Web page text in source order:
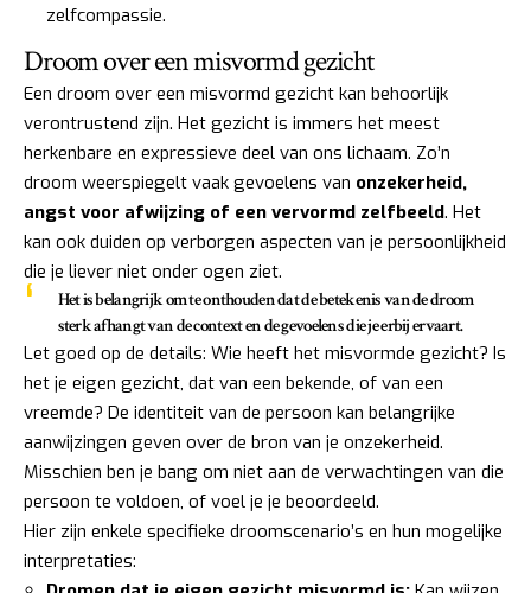
zelfcompassie.
Droom over een misvormd gezicht
Een droom over een misvormd gezicht kan behoorlijk
verontrustend zijn. Het gezicht is immers het meest
herkenbare en expressieve deel van ons lichaam. Zo’n
droom weerspiegelt vaak gevoelens van onzekerheid,
angst voor afwijzing of een vervormd zelfbeeld. Het
kan ook duiden op verborgen aspecten van je persoonlijkheid
die je liever niet onder ogen ziet.
Het is belangrijk om te onthouden dat de betekenis van de droom
sterk afhangt van de context en de gevoelens die je erbij ervaart.
Let goed op de details: Wie heeft het misvormde gezicht? Is
het je eigen gezicht, dat van een bekende, of van een
vreemde? De identiteit van de persoon kan belangrijke
aanwijzingen geven over de bron van je onzekerheid.
Misschien ben je bang om niet aan de verwachtingen van die
persoon te voldoen, of voel je je beoordeeld.
Hier zijn enkele specifieke droomscenario’s en hun mogelijke
interpretaties: